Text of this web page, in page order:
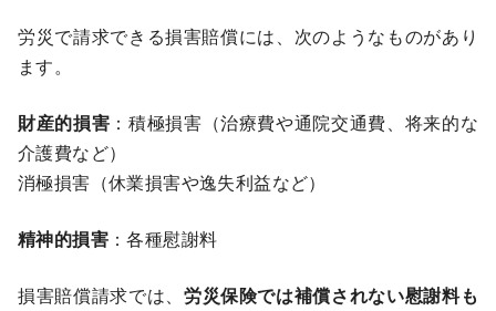
労災で請求できる損害賠償には、次のようなものがあり
ます。
財産的損害 ：積極損害（治療費や通院交通費、将来的な
介護費など）
消極損害（休業損害や逸失利益など）
精神的損害 ：各種慰謝料
損害賠償請求では、 労災保険では補償されない慰謝料も